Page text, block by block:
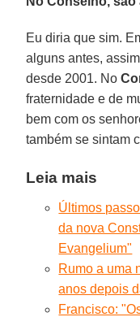
Eu diria que sim.
alguns antes,
desde 2001. No
fraternidade e de
bem com os
também se sintam
Leia mais
Últimos
da nova
Evangelium"
Rumo a uma
anos depois
Francisco: